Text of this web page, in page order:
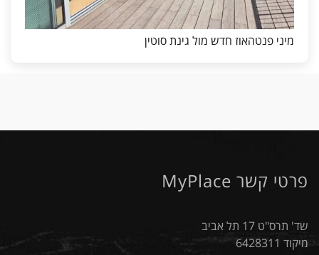
מיני פנטהאוז חדש מול גינת סוטין
פרטי קשר MyPlace
שד' תרס"ט 17 תל אביב
מיקוד 6428311